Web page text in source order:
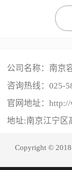
公司名称：南京
咨询热线： 025-
官网地址：http://
地址:南京江宁区
Copyright ©